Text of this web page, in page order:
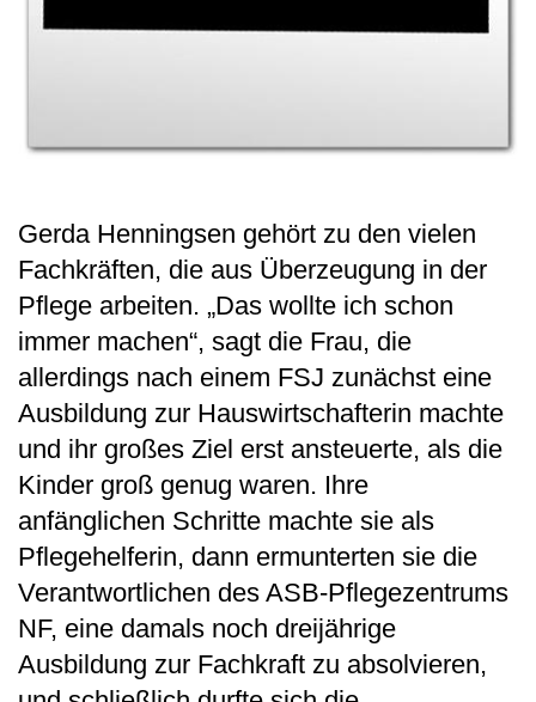
Gerda Henningsen gehört zu den vielen
Fachkräften, die aus Überzeugung in der
Pflege arbeiten. „Das wollte ich schon
immer machen“, sagt die Frau, die
allerdings nach einem FSJ zunächst eine
Ausbildung zur Hauswirtschafterin machte
und ihr großes Ziel erst ansteuerte, als die
Kinder groß genug waren. Ihre
anfänglichen Schritte machte sie als
Pflegehelferin, dann ermunterten sie die
Verantwortlichen des ASB-Pflegezentrums
NF, eine damals noch dreijährige
Ausbildung zur Fachkraft zu absolvieren,